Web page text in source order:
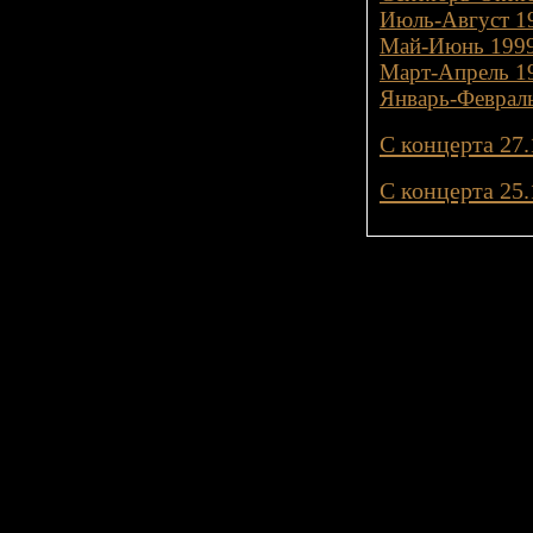
Июль-Август
Май-Июнь
Март-Апрель
Январь-
С концерта
С концерта